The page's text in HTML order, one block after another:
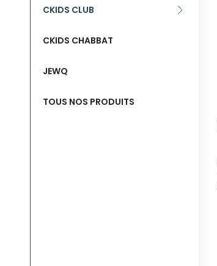
CKIDS CLUB
CKIDS CHABBAT
JEWQ
TOUS NOS PRODUITS